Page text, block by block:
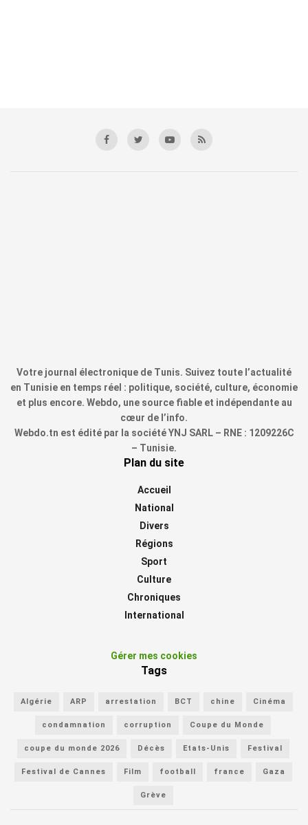
Votre journal électronique de Tunis. Suivez toute l’actualité
en Tunisie en temps réel : politique, société, culture, économie
et plus encore. Webdo, une source fiable et indépendante au
cœur de l’info.
Webdo.tn est édité par la société YNJ SARL – RNE : 1209226C
– Tunisie.
Plan du site
Accueil
National
Divers
Régions
Sport
Culture
Chroniques
International
Gérer mes cookies
Tags
Algérie ARP arrestation BCT chine Cinéma
condamnation corruption Coupe du Monde
coupe du monde 2026 Décès Etats-Unis Festival
Festival de Cannes Film football france Gaza
Grève